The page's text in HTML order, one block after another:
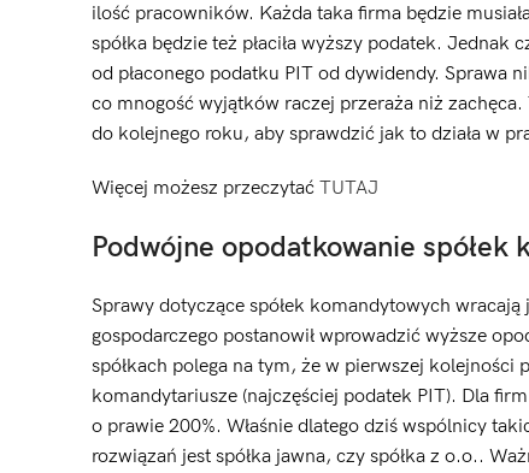
ilość pracowników. Każda taka firma będzie
spółka będzie też płaciła wyższy podatek.
od płaconego podatku PIT od dywidendy. Sprawa
co mnogość wyjątków raczej przeraża niż
do kolejnego roku, aby sprawdzić jak to działa w
Więcej możesz przeczytać TUTAJ
Podwójne opodatkowanie spółek
Sprawy dotyczące spółek komandytowych
gospodarczego postanowił wprowadzić wyższe
spółkach polega na tym, że w pierwszej kolejności
komandytariusze (najczęściej podatek PIT). Dla
o prawie 200%. Właśnie dlatego dziś wspólnicy
rozwiązań jest spółka jawna, czy spółka z o.o..